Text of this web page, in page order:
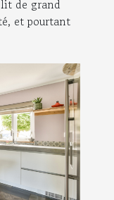
de grand
et pourtant